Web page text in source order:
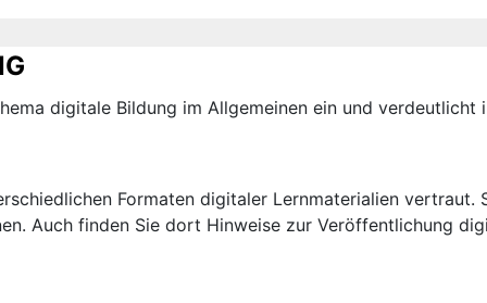
digitale Bildung im Allgemeinen ein und
Formaten digitaler Lernmaterialien
Auch finden Sie dort Hinweise zur Veröffentlichung